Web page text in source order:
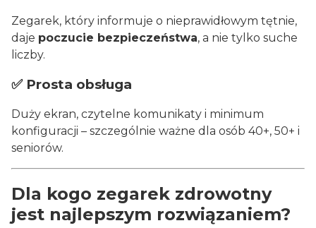
Zegarek, który informuje o nieprawidłowym tętnie,
daje poczucie bezpieczeństwa, a nie tylko suche
liczby.
✅ Prosta obsługa
Duży ekran, czytelne komunikaty i minimum
konfiguracji – szczególnie ważne dla osób 40+, 50+ i
seniorów.
Dla kogo zegarek zdrowotny
jest najlepszym rozwiązaniem?